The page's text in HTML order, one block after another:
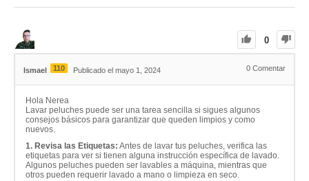
0
Ismael 110 Publicado el mayo 1, 2024 0 Comentar
Hola Nerea
Lavar peluches puede ser una tarea sencilla si sigues algunos
consejos básicos para garantizar que queden limpios y como
nuevos.
1. Revisa las Etiquetas: Antes de lavar tus peluches, verifica las
etiquetas para ver si tienen alguna instrucción específica de lavado.
Algunos peluches pueden ser lavables a máquina, mientras que
otros pueden requerir lavado a mano o limpieza en seco.